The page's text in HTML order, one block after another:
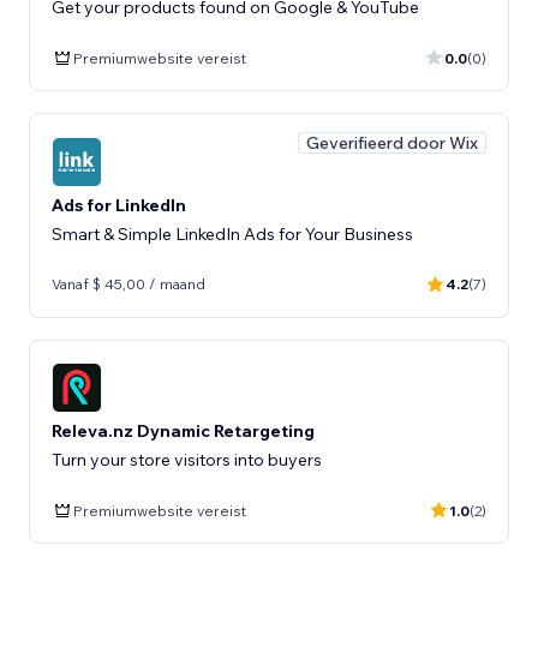
Get your products found on Google & YouTube
Premiumwebsite vereist 0.0(0)
Geverifieerd door Wix
Ads for LinkedIn
Smart & Simple LinkedIn Ads for Your Business
Vanaf $ 45,00 / maand 4.2(7)
Releva.nz Dynamic Retargeting
Turn your store visitors into buyers
Premiumwebsite vereist 1.0(2)